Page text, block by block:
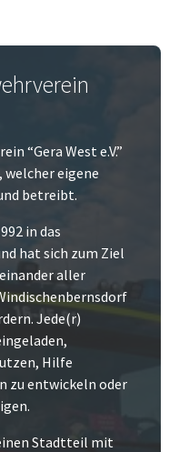
“Gera West e.V.”
eigene
betreibt.
in das
hat sich zum Ziel
aller
Jede(r)
Hilfe
zu entwickeln oder
Stadtteil mit